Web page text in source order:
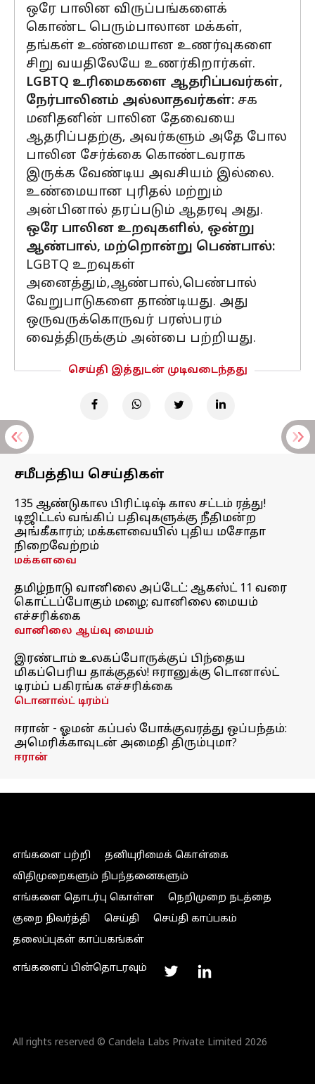
ஒரே பாலின விருப்பங்களைக்
கொண்ட பெரும்பாலான மக்கள்,
தங்கள் உண்மையான உணர்வுகளை
சிறு வயதிலேயே உணர்கிறார்கள்.
LGBTQ உரிமைகளை ஆதரிப்பவர்கள்,
நேர்பாலினம் அல்லாதவர்கள்: சக
மனிதனின் பாலின தேவையை
ஆதரிப்பதற்கு, அவர்களும் அதே போல
பாலின சேர்க்கை கொண்டவராக
இருக்க வேண்டிய அவசியம் இல்லை.
உண்மையான புரிதல் மற்றும்
அன்பினால் தரப்படும் ஆதரவு அது.
ஒரே பாலின உறவுகளில், ஒன்று
ஆண்பால், மற்றொன்று பெண்பால்:
LGBTQ உறவுகள்
அனைத்தும்,ஆண்பால்,பெண்பால்
வேறுபாடுகளை தாண்டியது. அது
ஒருவருக்கொருவர் பரஸ்பரம்
வைத்திருக்கும் அன்பை பற்றியது.
செய்தி இத்துடன் முடிவடைந்தது
சமீபத்திய செய்திகள்
135 ஆண்டுகால பிரிட்டிஷ் கால சட்டம் ரத்து!
டிஜிட்டல் வங்கிப் பதிவுகளுக்கு நீதிமன்ற
அங்கீகாரம்; மக்களவையில் புதிய மசோதா
நிறைவேற்றம்
மக்களவை
தமிழ்நாடு வானிலை அப்டேட்: ஆகஸ்ட் 11 வரை
கொட்டப்போகும் மழை; வானிலை மையம்
எச்சரிக்கை
வானிலை ஆய்வு மையம்
இரண்டாம் உலகப்போருக்குப் பிந்தைய
மிகப்பெரிய தாக்குதல்! ஈரானுக்கு டொனால்ட்
டிரம்ப் பகிரங்க எச்சரிக்கை
டொனால்ட் டிரம்ப்
ஈரான் - ஓமன் கப்பல் போக்குவரத்து ஒப்பந்தம்:
அமெரிக்காவுடன் அமைதி திரும்புமா?
ஈரான்
எங்களை பற்றி
தனியுரிமைக் கொள்கை
விதிமுறைகளும் நிபந்தனைகளும்
எங்களை தொடர்பு கொள்ள
நெறிமுறை நடத்தை
குறை நிவர்த்தி
செய்தி
செய்தி காப்பகம்
தலைப்புகள் காப்பகங்கள்
எங்களைப் பின்தொடரவும்
All rights reserved © Candela Labs Private Limited 2026